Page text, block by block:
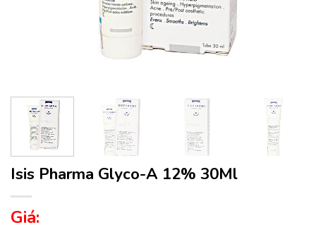
Isis Pharma Glyco-A 12% 30Ml
Giá: